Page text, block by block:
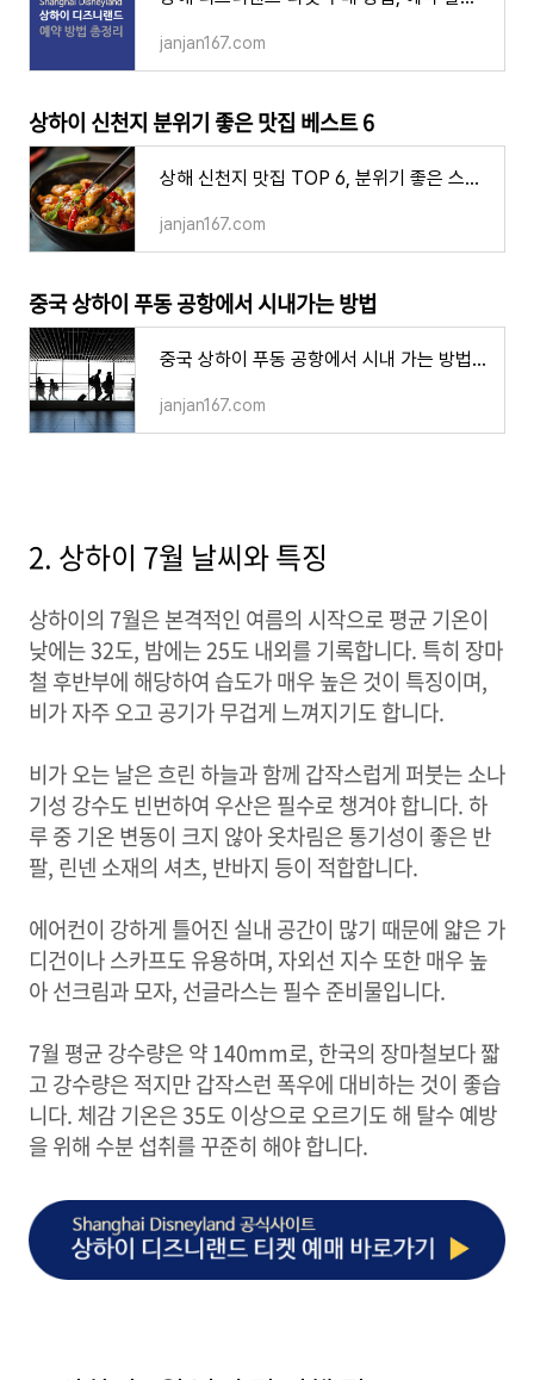
janjan167.com
상하이 신천지 분위기 좋은 맛집 베스트 6
상해 신천지 맛집 TOP 6, 분위기 좋은 스토랑 인기 로컬 음식점
janjan167.com
중국상하이 푸동 공항에서 시내가는 방법
중국 상하이 푸동 공항에서 시내 가는 방법, 자기부상열차 마그레브 공항버스 지하철 택시 디디
janjan167.com
2. 상하이 7월 날씨와 특징
상하이의 7월은 본격적인 여름의 시작으로 평균 기온이
낮에는 32도, 밤에는 25도 내외를 기록합니다. 특히 장마
철 후반부에 해당하여 습도가 매우 높은 것이 특징이며,
비가 자주 오고 공기가 무겁게 느껴지기도 합니다.
비가 오는 날은 흐린 하늘과 함께 갑작스럽게 퍼붓는 소나
기성 강수도 빈번하여 우산은 필수로 챙겨야 합니다. 하
루 중 기온 변동이 크지 않아 옷차림은 통기성이 좋은 반
팔, 린넨 소재의 셔츠, 반바지 등이 적합합니다.
에어컨이 강하게 틀어진 실내 공간이 많기 때문에 얇은 가
디건이나 스카프도 유용하며, 자외선 지수 또한 매우 높
아 선크림과 모자, 선글라스는 필수 준비물입니다.
7월 평균 강수량은 약 140mm로, 한국의 장마철보다 짧
고 강수량은 적지만 갑작스런 폭우에 대비하는 것이 좋습
니다. 체감 기온은 35도 이상으로 오르기도 해 탈수 예방
을 위해 수분 섭취를 꾸준히 해야 합니다.